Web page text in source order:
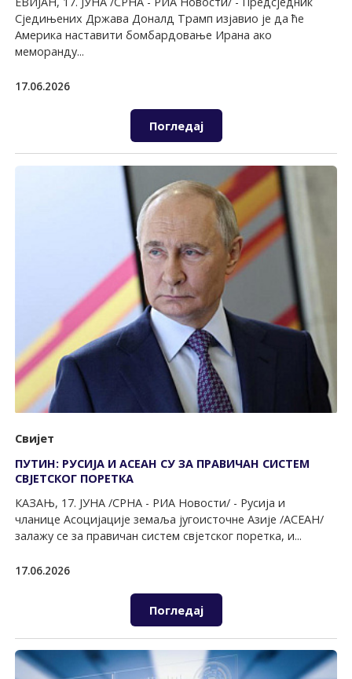
Сједињених Држава Доналд Трамп изјавио је да ће
Америка наставити бомбардовање Ирана ако
меморанду...
17.06.2026
Погледај
Свијет
ПУТИН: РУСИЈА И АСЕАН СУ ЗА ПРАВИЧАН СИСТЕМ
СВЈЕТСКОГ ПОРЕТКА
КАЗАЊ, 17. ЈУНА /СРНА - РИА Новости/ - Русија и
чланице Асоцијације земаља југоисточне Азије /АСЕАН/
залажу се за правичан систем свјетског поретка, и...
17.06.2026
Погледај